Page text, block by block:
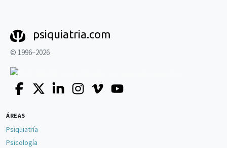
psiquiatria.com
© 1996–2026
ÁREAS
Psiquiatría
Psicología